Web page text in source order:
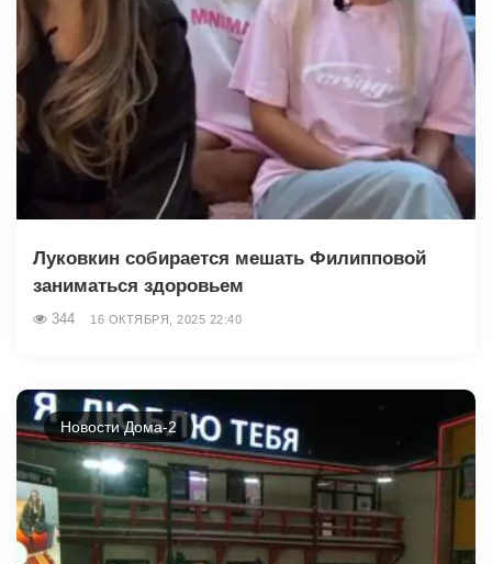
Луковкин собирается мешать Филипповой
заниматься здоровьем
344 16 ОКТЯБРЯ, 2025 22:40
Новости Дома-2